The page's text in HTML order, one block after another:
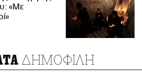
«Με
ΔΗΜΟΦΙΛΗ